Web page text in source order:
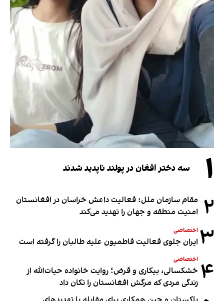
۱ سه دختر افغان در پولند ناپدید شدند
۲ مقام سازمان ملل: فعالیت داعش خراسان در افغانستان
امنیت منطقه و جهان را تهدید می‌کند
۳ اختصاصی
ایران جلوی فعالیت فاطمیون علیه طالبان را گرفته است
۴ اختصاصی
خشکسالی، بیکاری و قرض؛ روایت خانواده حیات‌الله از
زندگی مردی که مرگش افغانستان را تکان داد